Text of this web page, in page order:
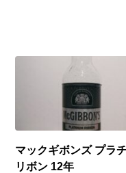
マックギボンズ プラ
リボン 12年